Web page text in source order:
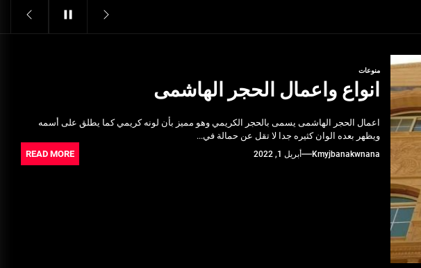
فتح اقفال الزهراء: تحقيق الأمان
والحماية للسكان
منوعات
انواع واعمال الحجر الهاشمى
اعمال الحجر الهاشمى يسمى بالحجر الكريمي وهو مميز بأن لونه كريمي كما يطلق على أسمه
ويظهر بعده الوان كثيره جدا لا تقل عن حمالة في...
Kmyjbanakwnana أبريل 1, 2022 READ MORE